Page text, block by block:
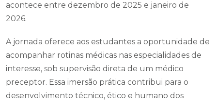
acontece entre dezembro de 2025 e janeiro de
2026.
A jornada oferece aos estudantes a oportunidade de
acompanhar rotinas médicas nas especialidades de
interesse, sob supervisão direta de um médico
preceptor. Essa imersão prática contribui para o
desenvolvimento técnico, ético e humano dos